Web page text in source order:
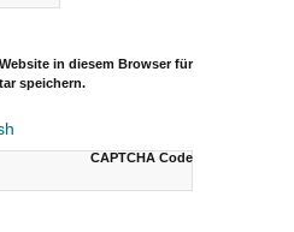
in diesem Browser für
speichern.
CAPTCHA Code